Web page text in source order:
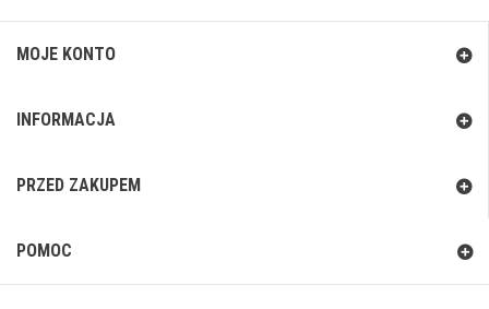
MOJE KONTO
INFORMACJA
PRZED ZAKUPEM
POMOC